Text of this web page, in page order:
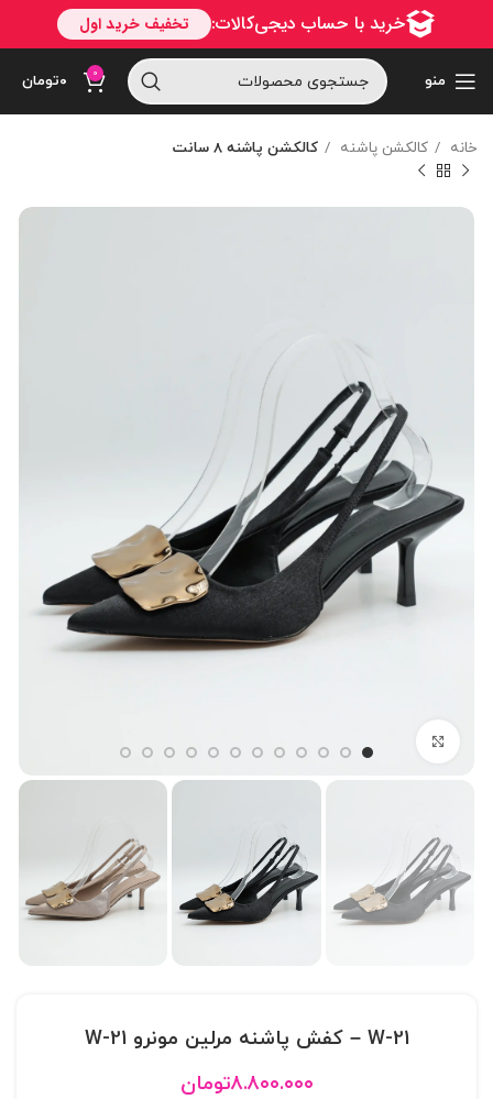
منو 0 ۰تومان
خانه کالکشن پاشنه کالکشن پاشنه 8 سانت
W-21 – کفش پاشنه مرلين مونرو W-21
۸.۸۰۰.۰۰۰تومان